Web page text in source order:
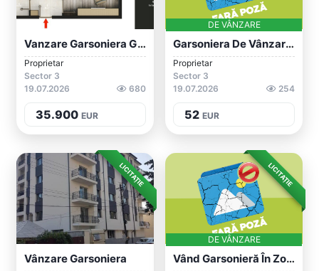
Vanzare Garsoniera Giurgiului- Toporasi,...
Proprietar
Sector 3
19.07.2026
680
35.900 EUR
DE VÂNZARE
Garsoniera De Vânzare În București, Zona...
Proprietar
Sector 3
19.07.2026
254
52 EUR
LICITAȚIE
Vânzare Garsoniera
LICITAȚIE
DE VÂNZARE
Vând Garsonieră În Zona Bucureștii Noi